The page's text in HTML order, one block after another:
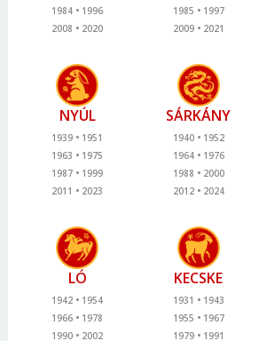
1984
1996
2008
2020
1985
1997
2009
2021
NYÚL
1939
1951
1963
1975
1987
1999
2011
2023
SÁRKÁNY
1940
1952
1964
1976
1988
2000
2012
2024
LÓ
1942
1954
1966
1978
1990
2002
KECSKE
1931
1943
1955
1967
1979
1991